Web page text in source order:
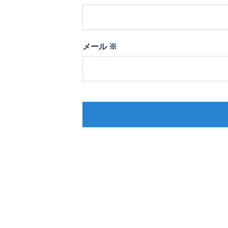
メール ※